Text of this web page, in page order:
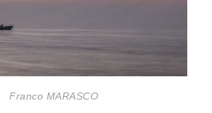
Franco MARASCO